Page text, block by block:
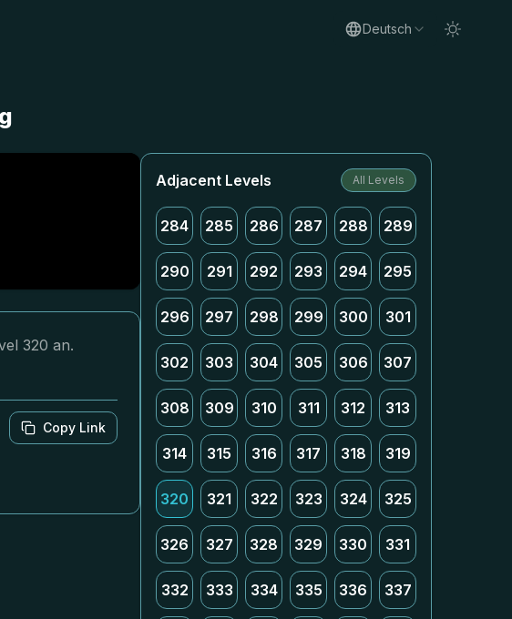
Deutsch
320 an.
Copy Link
Adjacent Levels All Levels
284 285 286 287 288 289
290 291 292 293 294 295
296 297 298 299 300 301
302 303 304 305 306 307
308 309 310 311 312 313
314 315 316 317 318 319
320 321 322 323 324 325
326 327 328 329 330 331
332 333 334 335 336 337